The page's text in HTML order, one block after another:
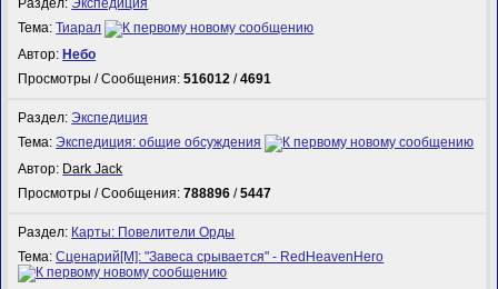
Тема:Тиарал
Автор: Небо
Просмотры / Сообщения:516012 /4691
Раздел:Экспедиция
Тема:Экспедиция: общие обсуждения
Автор: Dark Jack
Просмотры / Сообщения:788896 /5447
Раздел: Карты: Повелители Орды
Тема:Сценарий[M]: "Завеса срывается" - RedHeavenHero